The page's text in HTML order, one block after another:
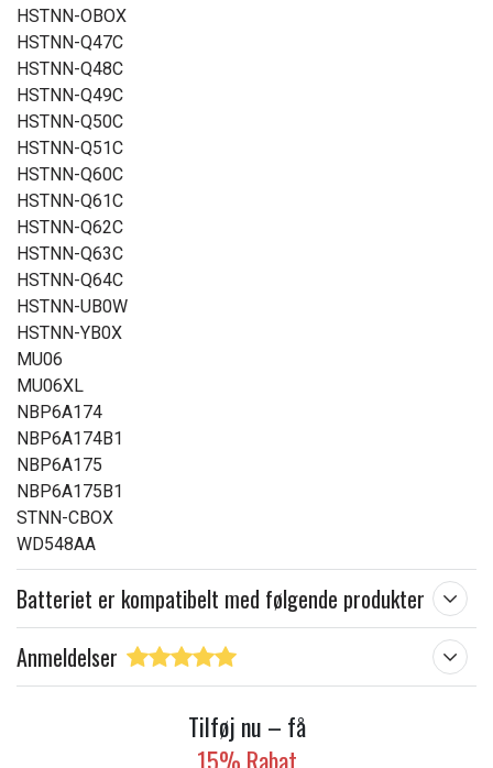
HSTNN-OBOX
HSTNN-Q47C
HSTNN-Q48C
HSTNN-Q49C
HSTNN-Q50C
HSTNN-Q51C
HSTNN-Q60C
HSTNN-Q61C
HSTNN-Q62C
HSTNN-Q63C
HSTNN-Q64C
HSTNN-UB0W
HSTNN-YB0X
MU06
MU06XL
NBP6A174
NBP6A174B1
NBP6A175
NBP6A175B1
STNN-CBOX
WD548AA
Batteriet er kompatibelt med følgende produkter
Anmeldelser
Tilføj nu – få
15% Rabat